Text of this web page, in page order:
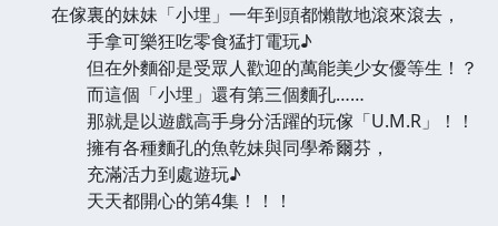
在傢裏的妹妹「小埋」一年到頭都懶散地滾來滾去，
手拿可樂狂吃零食猛打電玩♪
但在外麵卻是受眾人歡迎的萬能美少女優等生！？
而這個「小埋」還有第三個麵孔……
那就是以遊戲高手身分活躍的玩傢「U.M.R」！！
擁有各種麵孔的魚乾妹與同學希爾芬，
充滿活力到處遊玩♪
天天都開心的第4集！！！